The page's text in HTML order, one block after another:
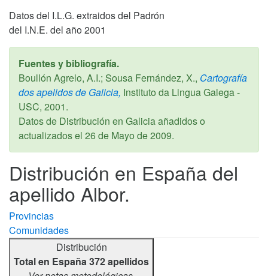
Datos del I.L.G. extraidos del Padrón
del I.N.E. del año 2001
Fuentes y bibliografía.
Boullón Agrelo, A.I.; Sousa Fernández, X., Cartografía
dos apelidos de Galicia, Instituto da Lingua Galega -
USC, 2001.
Datos de Distribución en Galicia añadidos o
actualizados el 26 de Mayo de 2009.
Distribución en España del
apellido Albor.
Provincias
Comunidades
Distribución
Total en España 372 apellidos